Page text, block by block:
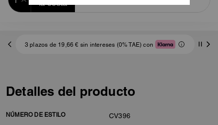
la cesta
3 plazos de 19,66 € sin intereses (0% TAE) con
Detalles del producto
NÚMERO DE ESTILO CV396